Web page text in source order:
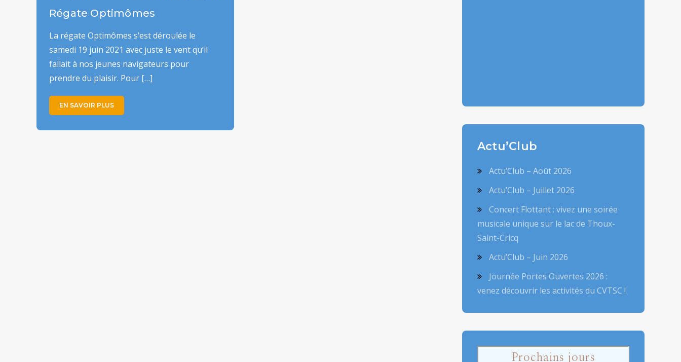
Régate Optimômes
La régate Optimômes s’est déroulée le
samedi 19 juin 2021 avec juste le vent qu’il
fallait à nos jeunes navigateurs pour
prendre du plaisir. Pour […]
EN SAVOIR PLUS
Actu’Club
Actu’Club – Août 2026
Actu’Club – Juillet 2026
Concert Flottant : vivez une soirée
musicale unique sur le lac de Thoux-
Saint-Cricq
Actu’Club – Juin 2026
Journée Portes Ouvertes 2026 :
venez découvrir les activités du CVTSC !